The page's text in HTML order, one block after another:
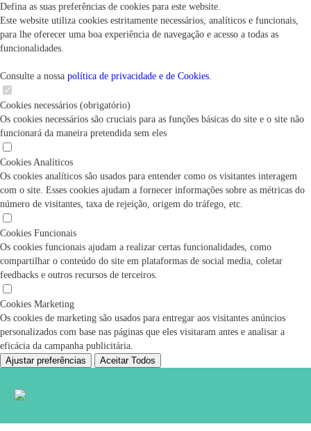
Defina as suas preferências de cookies para este website.
Este website utiliza cookies estritamente necessários, analíticos e funcionais,
para lhe oferecer uma boa experiência de navegação e acesso a todas as
funcionalidades.
Consulte a nossa política de privacidade e de Cookies.
Cookies necessários (obrigatório)
Os cookies necessários são cruciais para as funções básicas do site e o site não
funcionará da maneira pretendida sem eles
Cookies Analíticos
Os cookies analíticos são usados para entender como os visitantes interagem
com o site. Esses cookies ajudam a fornecer informações sobre as métricas do
número de visitantes, taxa de rejeição, origem do tráfego, etc.
Cookies Funcionais
Os cookies funcionais ajudam a realizar certas funcionalidades, como
compartilhar o conteúdo do site em plataformas de social media, coletar
feedbacks e outros recursos de terceiros.
Cookies Marketing
Os cookies de marketing são usados para entregar aos visitantes anúncios
personalizados com base nas páginas que eles visitaram antes e analisar a
eficácia da campanha publicitária.
Ajustar preferências
Aceitar Todos